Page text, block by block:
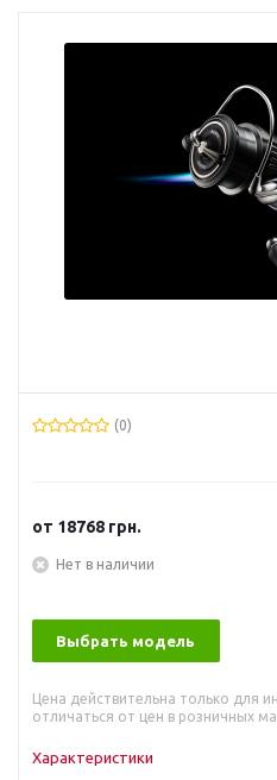
(0)
от 18768 грн.
Нет в наличии
Выбрать модель
Цена действительна только для
отличаться от цен в розничных
Характеристики